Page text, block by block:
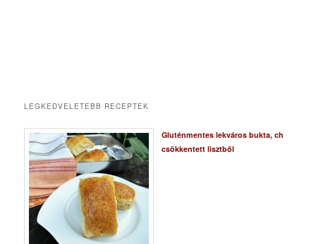
LEGKEDVELETEBB RECEPTEK
Gluténmentes lekváros bukta, ch
csökkentett lisztből